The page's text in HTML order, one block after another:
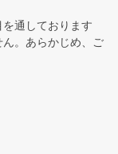
通しております
。あらかじめ、ご